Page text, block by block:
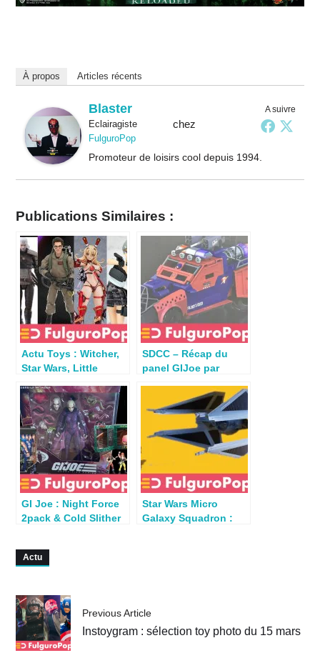
À propos Articles récents
A suivre
Blaster
Eclairagistechez
FulguroPop
Promoteur de loisirs cool depuis 1994.
Publications Similaires :
Actu Toys : Witcher,
Star Wars, Little
Ghostbusters…
SDCC – Récap du
panel GIJoe par
Thundermachine,
Triple-T…
GI Joe : Night Force
2pack & Cold Slither
Star Wars Micro
Galaxy Squadron :
Actu
Previous Article
Instoygram : sélection toy photo du 15 mars